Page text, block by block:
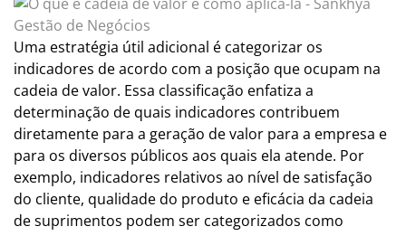
Uma estratégia útil adicional é categorizar os
indicadores de acordo com a posição que ocupam na
cadeia de valor. Essa classificação enfatiza a
determinação de quais indicadores contribuem
diretamente para a geração de valor para a empresa e
para os diversos públicos aos quais ela atende. Por
exemplo, indicadores relativos ao nível de satisfação
do cliente, qualidade do produto e eficácia da cadeia
de suprimentos podem ser categorizados como